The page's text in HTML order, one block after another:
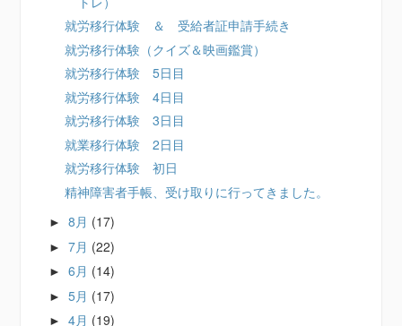
就労移行体験 ＆ 受給者証申請手続き
就労移行体験（クイズ＆映画鑑賞）
就労移行体験 5日目
就労移行体験 4日目
就労移行体験 3日目
就業移行体験 2日目
就労移行体験 初日
精神障害者手帳、受け取りに行ってきました。
►8月 (17)
►7月 (22)
►6月 (14)
►5月 (17)
►4月 (19)